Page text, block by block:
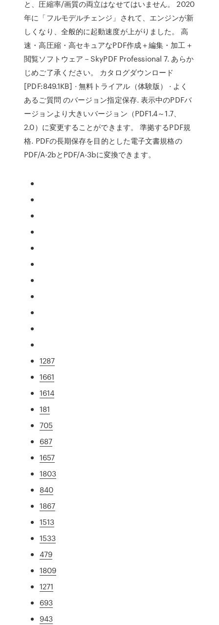
と、圧縮率/画質の両立はなせてはいません。 2020
年に「フルモデルチェンジ」されて、エンジンが新
しくなり、全般的に起動速度が上がりました。 高
速・高圧縮・高セキュアなPDF作成＋編集・加工＋
閲覧ソフトウェア－SkyPDF Professional 7. あらか
じめご了承ください。 カタログダウンロード
[PDF:849.1KB] · 無料トライアル（体験版） · よく
あるご質問 のバージョン指定保存. 表示中のPDFバ
ージョンより大きいバージョン（PDF1.4～1.7、
2.0）に変更することができます。 準拠するPDF規
格. PDFの長期保存を目的とした電子文書規格の
PDF/A-2bとPDF/A-3bに変換できます。
1287
1661
1614
181
705
687
1657
1803
840
1867
1513
1533
479
1809
1271
693
943